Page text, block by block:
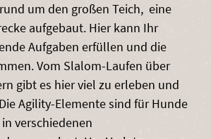
um den großen Teich, eine
aufgebaut. Hier kann Ihr
Aufgaben erfüllen und die
Vom Slalom-Laufen über
gibt es hier viel zu erleben und
Agility-Elemente sind für Hunde
verschiedenen